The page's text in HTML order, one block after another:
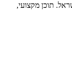
תוכן מקצועי,